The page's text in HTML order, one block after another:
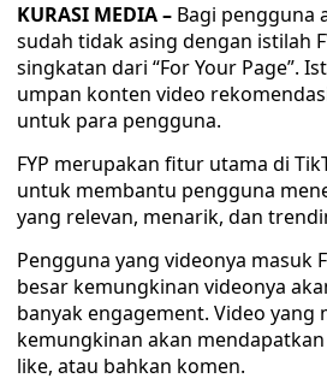
KURASI MEDIA – Bagi pengguna
sudah tidak asing dengan istilah
singkatan dari “For Your Page”.
umpan konten video
untuk para pengguna.
FYP merupakan fitur utama di
untuk membantu pengguna
yang relevan, menarik, dan
Pengguna yang videonya masuk
besar kemungkinan videonya
banyak engagement. Video yang
kemungkinan akan
like, atau bahkan komen.